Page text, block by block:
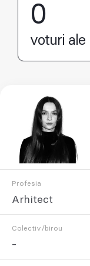
0
voturi ale
Profesia
Arhitect
Colectiv/birou
-